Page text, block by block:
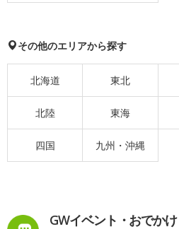
その他のエリアから探す
北海道 東北
北陸 東海
四国 九州・沖縄
GWイベント・おでか